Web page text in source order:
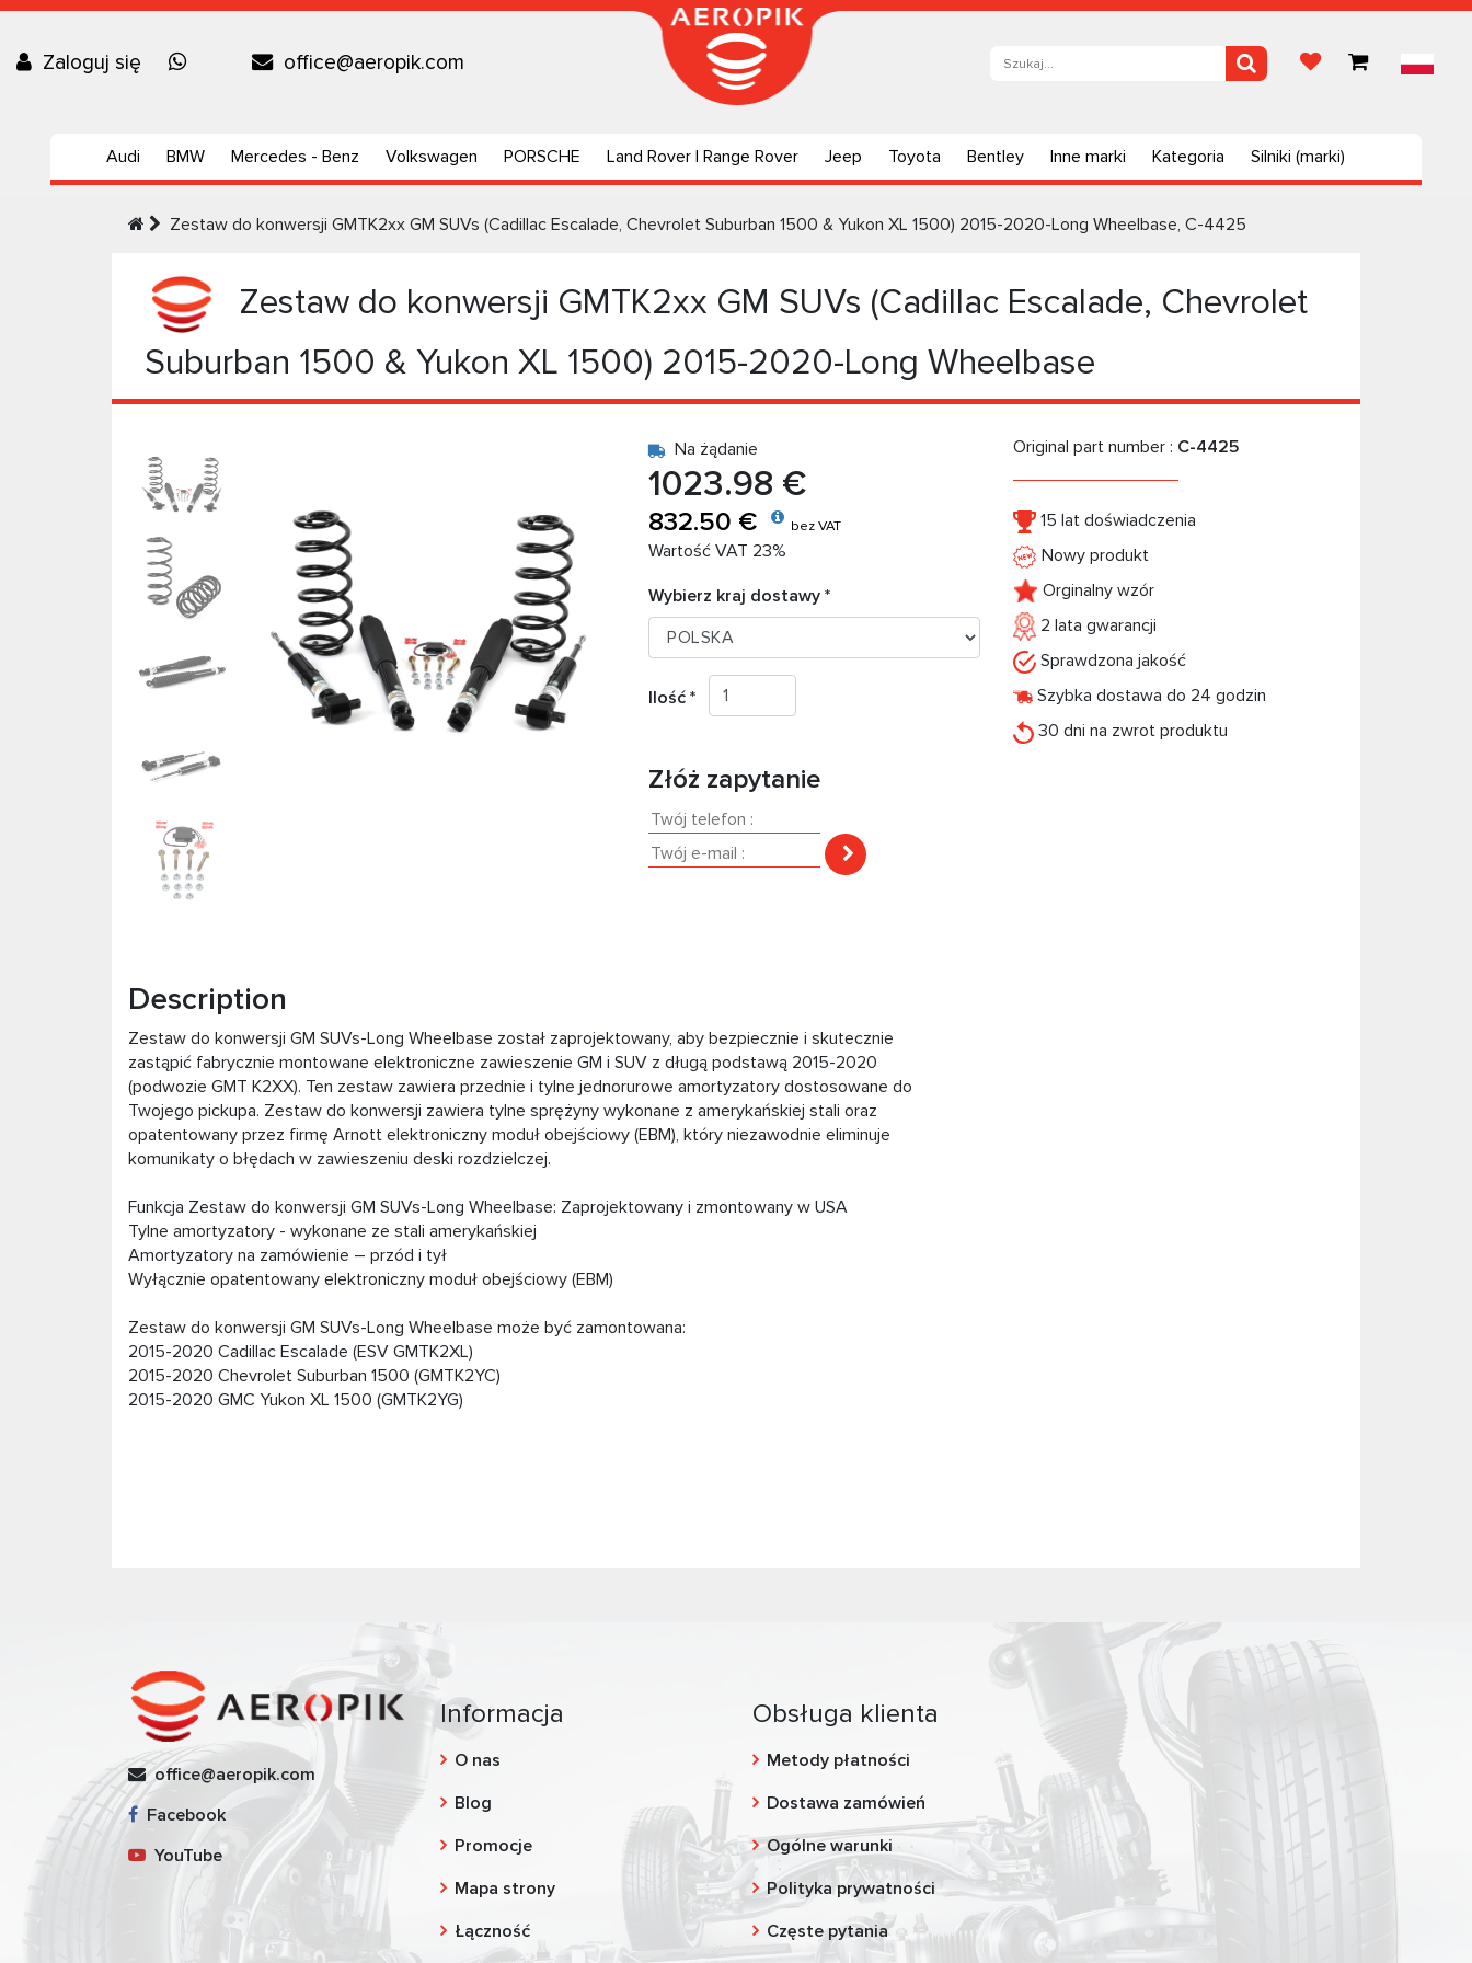
Zaloguj się office@aeropik.com
Audi BMW Mercedes - Benz Volkswagen PORSCHE Land Rover | Range Rover Jeep Toyota Bentley Inne marki Kategoria Silniki (marki)
Zestaw do konwersji GMTK2xx GM SUVs (Cadillac Escalade, Chevrolet Suburban 1500 & Yukon XL 1500) 2015-2020-Long Wheelbase, C-4425
Zestaw do konwersji GMTK2xx GM SUVs (Cadillac Escalade, Chevrolet
Suburban 1500 & Yukon XL 1500) 2015-2020-Long Wheelbase
Na żądanie
1023.98 €
832.50 € bez VAT
Wartość VAT 23%
Wybierz kraj dostawy *
Ilość *
Złóż zapytanie
Original part number : C-4425
15 lat doświadczenia
Nowy produkt
Orginalny wzór
2 lata gwarancji
Sprawdzona jakość
Szybka dostawa do 24 godzin
30 dni na zwrot produktu
Description
Zestaw do konwersji GM SUVs-Long Wheelbase został zaprojektowany, aby bezpiecznie i skutecznie
zastąpić fabrycznie montowane elektroniczne zawieszenie GM i SUV z długą podstawą 2015-2020
(podwozie GMT K2XX). Ten zestaw zawiera przednie i tylne jednorurowe amortyzatory dostosowane do
Twojego pickupa. Zestaw do konwersji zawiera tylne sprężyny wykonane z amerykańskiej stali oraz
opatentowany przez firmę Arnott elektroniczny moduł obejściowy (EBM), który niezawodnie eliminuje
komunikaty o błędach w zawieszeniu deski rozdzielczej.
Funkcja Zestaw do konwersji GM SUVs-Long Wheelbase: Zaprojektowany i zmontowany w USA
Tylne amortyzatory - wykonane ze stali amerykańskiej
Amortyzatory na zamówienie – przód i tył
Wyłącznie opatentowany elektroniczny moduł obejściowy (EBM)
Zestaw do konwersji GM SUVs-Long Wheelbase może być zamontowana:
2015-2020 Cadillac Escalade (ESV GMTK2XL)
2015-2020 Chevrolet Suburban 1500 (GMTK2YC)
2015-2020 GMC Yukon XL 1500 (GMTK2YG)
office@aeropik.com
Facebook
YouTube
Informacja
O nas
Blog
Promocje
Mapa strony
Łączność
Obsługa klienta
Metody płatności
Dostawa zamówień
Ogólne warunki
Polityka prywatności
Częste pytania